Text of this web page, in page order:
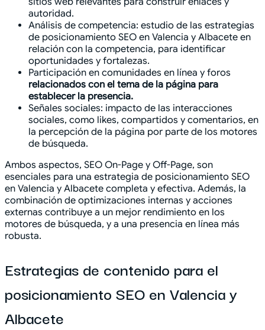
autoridad.
Análisis de competencia: estudio de las estrategias
de posicionamiento SEO en Valencia y Albacete en
relación con la competencia, para identificar
oportunidades y fortalezas.
Participación en comunidades en línea y foros
relacionados con el tema de la página para
establecer la presencia.
Señales sociales: impacto de las interacciones
sociales, como likes, compartidos y comentarios, en
la percepción de la página por parte de los motores
de búsqueda.
Ambos aspectos, SEO On-Page y Off-Page, son
esenciales para una estrategia de posicionamiento SEO
en Valencia y Albacete completa y efectiva. Además, la
combinación de optimizaciones internas y acciones
externas contribuye a un mejor rendimiento en los
motores de búsqueda, y a una presencia en línea más
robusta.
Estrategias de contenido para el
posicionamiento SEO en Valencia y
Albacete